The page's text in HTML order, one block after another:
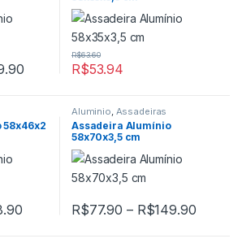
Faixa de preço: R$75.90 através
variantes. As opções podem ser
R$53.94
R$63.60
Faixa de preço: R$49.00 através
variantes. As opções podem ser
Aluminio Assadeiras
Assadeira Alumínio
58x70x3,5 cm
R$77.90 – R$149.90Faixa
Este produto tem várias